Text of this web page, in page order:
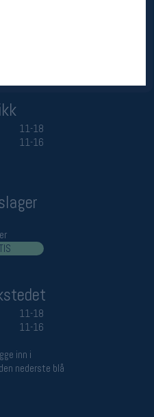
11-18
11-16
11-18
11-16
inn i
nederste blå